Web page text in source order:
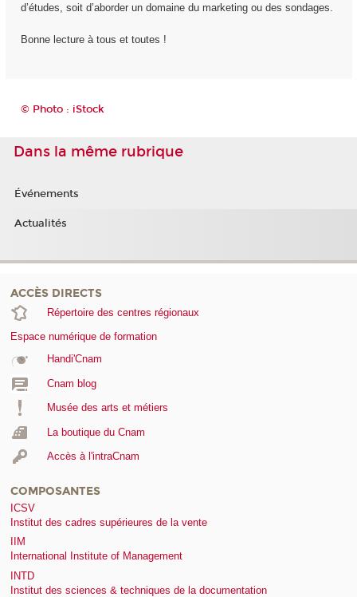
d’études, soit d’aborder un domaine du marketing ou des sondages.
Bonne lecture à tous et toutes !
© Photo : iStock
Dans la même rubrique
Événements
Actualités
ACCÈS DIRECTS
Répertoire des centres régionaux
Espace numérique de formation
Handi'Cnam
Cnam blog
Musée des arts et métiers
La boutique du Cnam
Accès à l'intraCnam
COMPOSANTES
ICSV
Institut des cadres supérieures de la vente
IIM
International Institute of Management
INTD
Institut des sciences & techniques de la documentation